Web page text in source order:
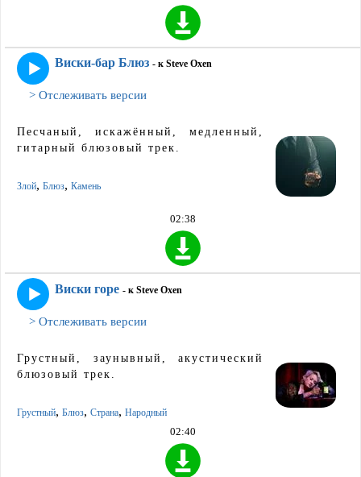
Виски-бар Блюз - к Steve Oxen
> Отслеживать версии
Песчаный, искажённый, медленный,
гитарный блюзовый трек.
Злой, Блюз, Камень
02:38
Виски горе - к Steve Oxen
> Отслеживать версии
Грустный, заунывный, акустический
блюзовый трек.
Грустный, Блюз, Страна, Народный
02:40